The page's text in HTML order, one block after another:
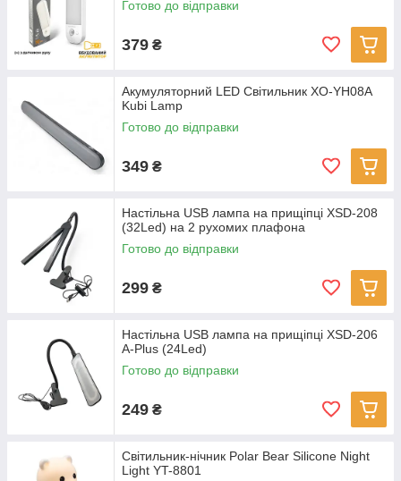
Готово до відправки
379 ₴
Акумуляторний LED Світильник XO-YH08A
Kubi Lamp
Готово до відправки
349 ₴
Настільна USB лампа на прищіпці XSD-208
(32Led) на 2 рухомих плафона
Готово до відправки
299 ₴
Настільна USB лампа на прищіпці XSD-206
A-Plus (24Led)
Готово до відправки
249 ₴
Світильник-нічник Polar Bear Silicone Night
Light YT-8801